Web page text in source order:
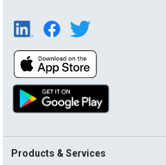
Products & Services